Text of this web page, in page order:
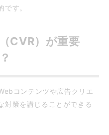
す。
CVR）が重要
コンテンツや広告クリエ
対策を講じることができる